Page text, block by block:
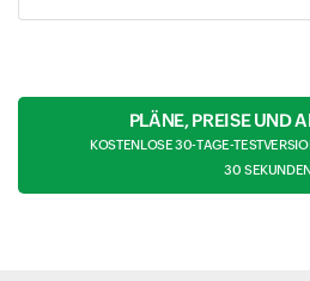
PLÄNE, PREISE UND
KOSTENLOSE 30-TAGE-
30